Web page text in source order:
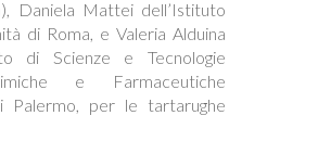
Daniela Mattei dell’Istituto
di Roma, e Valeria Alduina
di Scienze e Tecnologie
e Farmaceutiche
Palermo, per le tartarughe